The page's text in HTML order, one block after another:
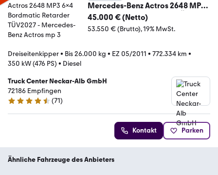
Mercedes-Benz Actros 2648 MP3
6x4 Bordmatic Retarder TÜV2027
45.000 € (Netto)
53.550 € (Brutto) 19% MwSt.
Dreiseitenkipper• Bis 26.000 kg • EZ 05/2011 • 772.334 km •
350 kW (476 PS) • Diesel
Truck Center Neckar-Alb GmbH
72186 Empfingen
4.7 Sterne
(71)
Kontakt Parken
Ähnliche Fahrzeuge des Anbieters